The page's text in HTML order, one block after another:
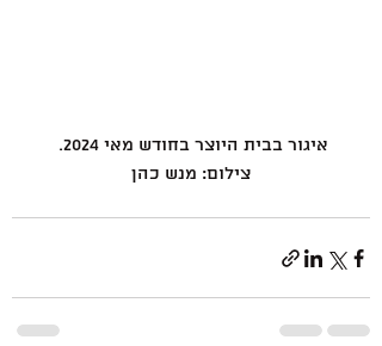
איגור בבית היוצר בחודש מאי 2024.
צילום: מנש כהן